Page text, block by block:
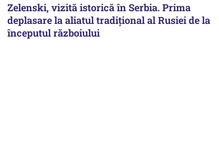
Zelenski, vizită istorică în Serbia. Prima
deplasare la aliatul tradițional al Rusiei de la
începutul războiului